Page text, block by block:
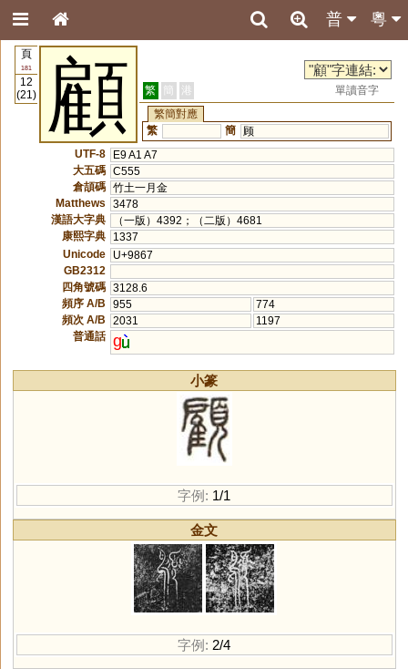
粵
普
頁
181
12
(21)
顧 繁 簡 港
單讀音字
繁簡對應
繁
簡
顾
UTF-8
E9 A1 A7
大五碼 C555
倉頡碼 竹土一月金
Matthews
3478
漢語大字典
（一版）4392；（二版）4681
康熙字典
1337
Unicode
U+9867
GB2312
四角號碼 3128.6
頻序 A/B
955
774
頻次 A/B
2031
1197
普通話 g
小篆
字例: 1/1
金文
字例: 2/4